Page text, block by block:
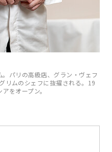
パリの高級店、グラン・ヴェフ
リムのシェフに抜擢される。19
をオープン。